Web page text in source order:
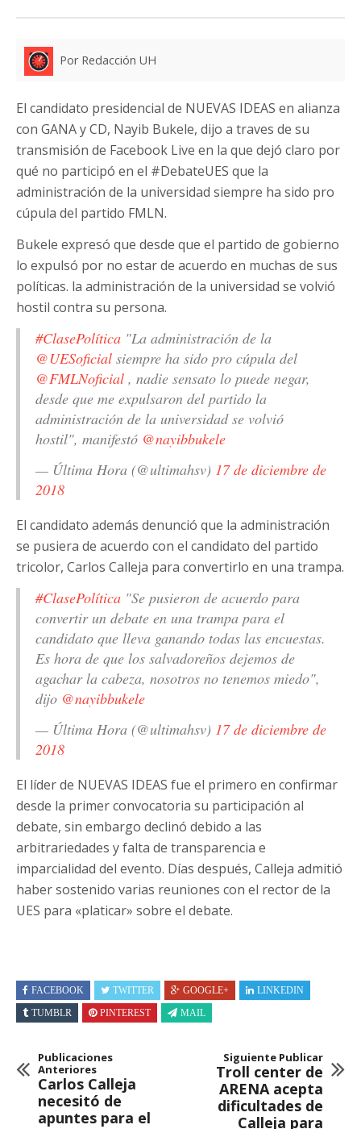
Por Redacción UH
El candidato presidencial de NUEVAS IDEAS en alianza
con GANA y CD, Nayib Bukele, dijo a traves de su
transmisión de Facebook Live en la que dejó claro por
qué no participó en el #DebateUES que la
administración de la universidad siempre ha sido pro
cúpula del partido FMLN.
Bukele expresó que desde que el partido de gobierno
lo expulsó por no estar de acuerdo en muchas de sus
políticas. la administración de la universidad se volvió
hostil contra su persona.
#ClasePolítica "La administración de la
@UESoficial siempre ha sido pro cúpula del
@FMLNoficial , nadie sensato lo puede negar,
desde que me expulsaron del partido la
administración de la universidad se volvió
hostil", manifestó @nayibbukele
— Última Hora (@ultimahsv) 17 de diciembre de
2018
El candidato además denunció que la administración
se pusiera de acuerdo con el candidato del partido
tricolor, Carlos Calleja para convertirlo en una trampa.
#ClasePolítica "Se pusieron de acuerdo para
convertir un debate en una trampa para el
candidato que lleva ganando todas las encuestas.
Es hora de que los salvadoreños dejemos de
agachar la cabeza, nosotros no tenemos miedo",
dijo @nayibbukele
— Última Hora (@ultimahsv) 17 de diciembre de
2018
El líder de NUEVAS IDEAS fue el primero en confirmar
desde la primer convocatoria su participación al
debate, sin embargo declinó debido a las
arbitrariedades y falta de transparencia e
imparcialidad del evento. Días después, Calleja admitió
haber sostenido varias reuniones con el rector de la
UES para «platicar» sobre el debate.
FACEBOOK TWITTER GOOGLE+
LINKEDIN
TUMBLR
PINTEREST MAIL
Publicaciones
Anteriores
Carlos Calleja
necesitó de
apuntes para el
Siguiente Publicar
Troll center de
ARENA acepta
dificultades de
Calleja para